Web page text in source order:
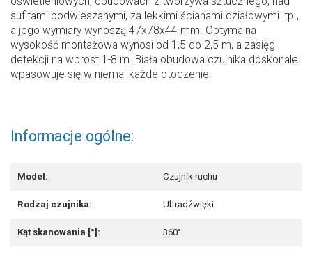
sufitami podwieszanymi, za lekkimi ścianami działowymi itp.,
a jego wymiary wynoszą 47x78x44 mm. Optymalna
wysokość montażowa wynosi od 1,5 do 2,5 m, a zasięg
detekcji na wprost 1-8 m. Biała obudowa czujnika doskonale
wpasowuje się w niemal każde otoczenie.
Informacje ogólne:
Model: Czujnik ruchu
Rodzaj czujnika: Ultradźwięki
Kąt skanowania [°]: 360°